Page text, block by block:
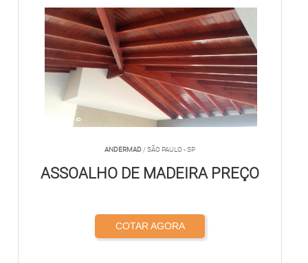
ANDERMAD / SÃO PAULO - SP
ASSOALHO DE MADEIRA PREÇO
COTAR AGORA